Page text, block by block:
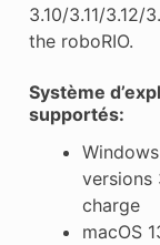
3.10/3.11/3.12/
the roboRIO.
Système
supportés:
versions
charge
macOS